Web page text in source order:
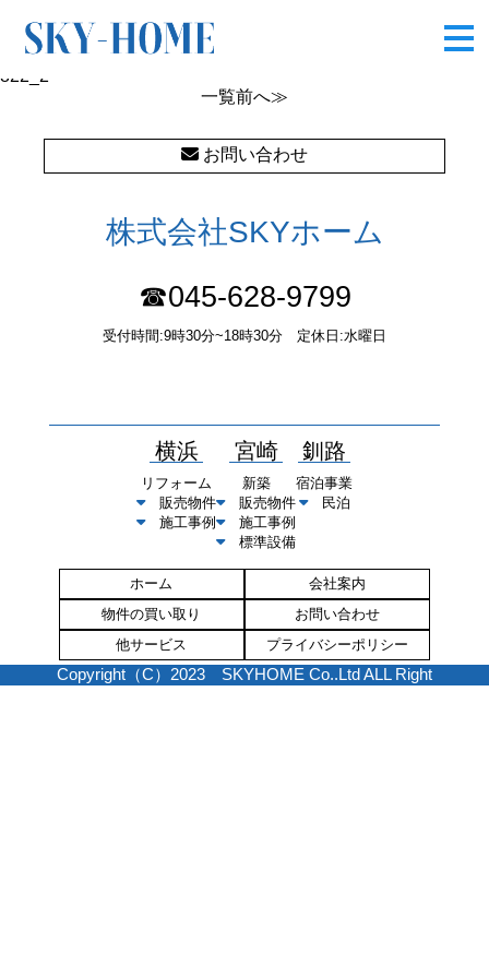
822_2
一覧前へ≫
お問い合わせ
株式会社SKYホーム
☎045-628-9799
受付時間:9時30分~18時30分 定休日:水曜日
横浜
リフォーム
販売物件
施工事例
宮崎
新築
販売物件
施工事例
標準設備
釧路
宿泊事業
民泊
ホーム
会社案内
物件の買い取り
お問い合わせ
他サービス
プライバシーポリシー
Copyright（C）2023 SKYHOME Co..Ltd ALL Right